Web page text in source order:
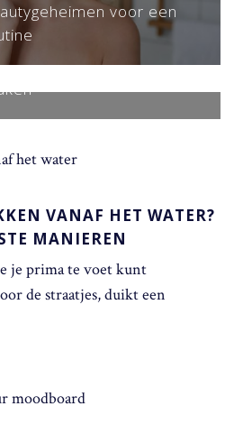
voor een
door Scandinavië
VANAF HET WATER?
MANIEREN
je prima te voet kunt
de straatjes, duikt een